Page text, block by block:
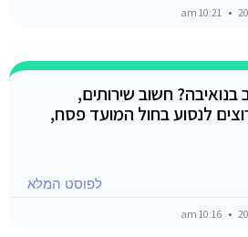
חשוב שירותים,
לנסוע בחול המועד פסח,
לפוסט המלא